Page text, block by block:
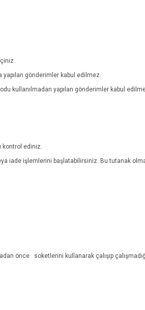
gönderimler kabul edilmez.
kullanılmadan yapılan gönderimler kabul
kontrol ediniz.
iade işlemlerini başlatabilirsiniz. Bu tutanak
önce
soketlerini kullanarak çalışıp